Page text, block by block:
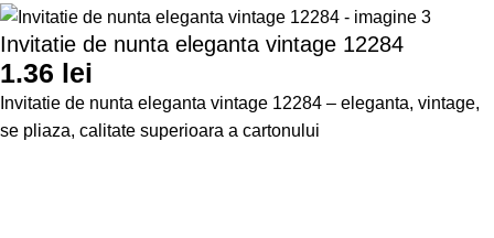
Invitatie de nunta eleganta vintage 12284
1.36 lei
Invitatie de nunta eleganta vintage 12284 – eleganta, vintage,
se pliaza, calitate superioara a cartonului